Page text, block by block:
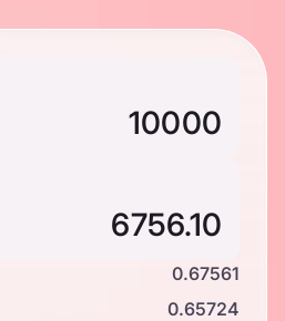
0.67561
0.65724